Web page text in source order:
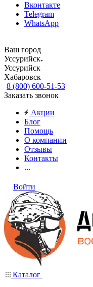
Вконтакте
Telegram
WhatsApp
Ваш город
Уссурийск
Уссурийск
Хабаровск
8 (800) 600-51-53
Заказать звонок
Акции
Блог
Помощь
О компании
Отзывы
Контакты
...
Войти
Каталог